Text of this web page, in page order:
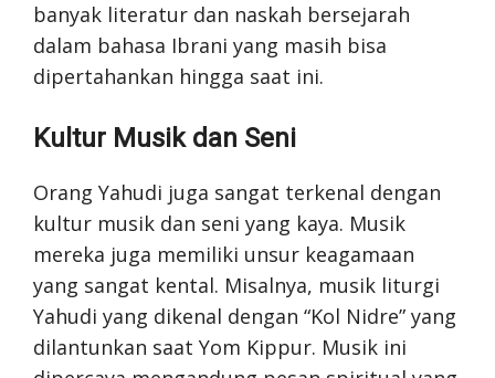
banyak literatur dan naskah bersejarah
dalam bahasa Ibrani yang masih bisa
dipertahankan hingga saat ini.
Kultur Musik dan Seni
Orang Yahudi juga sangat terkenal dengan
kultur musik dan seni yang kaya. Musik
mereka juga memiliki unsur keagamaan
yang sangat kental. Misalnya, musik liturgi
Yahudi yang dikenal dengan “Kol Nidre” yang
dilantunkan saat Yom Kippur. Musik ini